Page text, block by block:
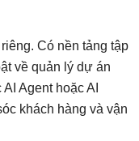
Có nền tảng tập
về quản lý dự án
Agent hoặc AI
khách hàng và vận